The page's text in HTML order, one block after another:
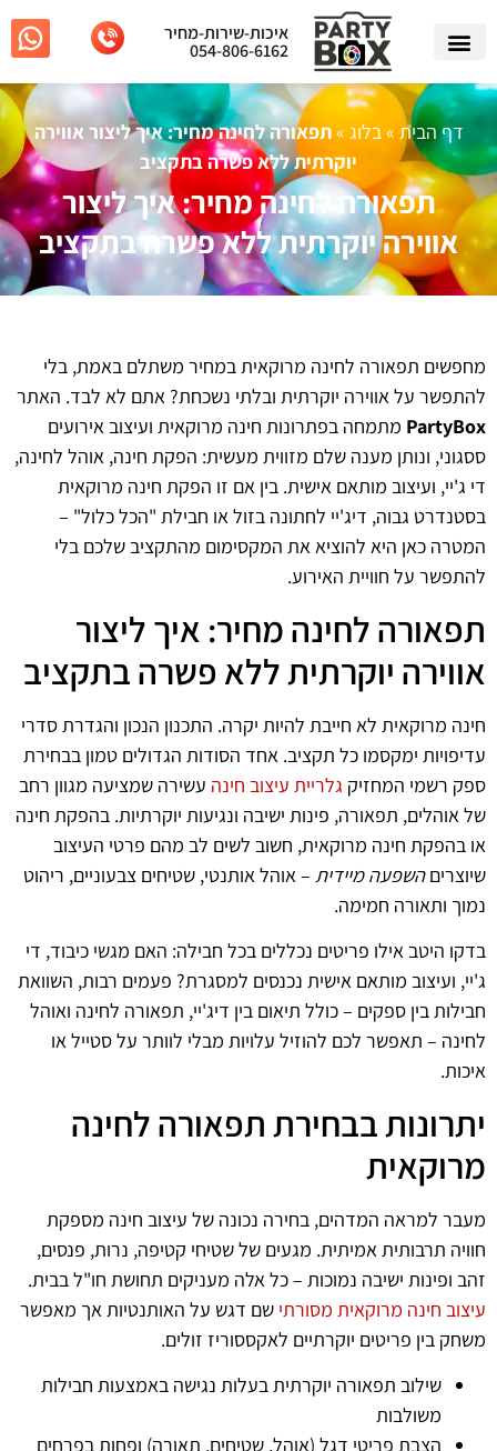
איכות-שירות-מחיר
054-806-6162
דף הבית »בלוג »תפאורה לחינה מחיר: איך ליצור אווירה
יוקרתית ללא פשרה בתקציב
תפאורה לחינה מחיר: איך ליצור
אווירה יוקרתית ללא פשרה בתקציב
מחפשים תפאורה לחינה מרוקאית במחיר משתלם באמת, בלי
להתפשר על אווירה יוקרתית ובלתי נשכחת? אתם לא לבד. האתר
PartyBox מתמחה בפתרונות חינה מרוקאית ועיצוב אירועים
ססגוני, ונותן מענה שלם מזווית מעשית: הפקת חינה, אוהל לחינה,
די ג'יי, ועיצוב מותאם אישית. בין אם זו הפקת חינה מרוקאית
בסטנדרט גבוה, דיג'יי לחתונה בזול או חבילת "הכל כלול" –
המטרה כאן היא להוציא את המקסימום מהתקציב שלכם בלי
להתפשר על חוויית האירוע.
תפאורה לחינה מחיר: איך ליצור
אווירה יוקרתית ללא פשרה בתקציב
חינה מרוקאית לא חייבת להיות יקרה. התכנון הנכון והגדרת סדרי
עדיפויות ימקסמו כל תקציב. אחד הסודות הגדולים טמון בבחירת
ספק רשמי המחזיק גלריית עיצוב חינה עשירה שמציעה מגוון רחב
של אוהלים, תפאורה, פינות ישיבה ונגיעות יוקרתיות. בהפקת חינה
או בהפקת חינה מרוקאית, חשוב לשים לב מהם פרטי העיצוב
שיוצריםהשפעה מיידית – אוהל אותנטי, שטיחים צבעוניים, ריהוט
נמוך ותאורה חמימה.
בדקו היטב אילו פריטים נכללים בכל חבילה: האם מגשי כיבוד, די
ג'יי, ועיצוב מותאם אישית נכנסים למסגרת? פעמים רבות, השוואת
חבילות בין ספקים – כולל תיאום בין דיג'יי, תפאורה לחינה ואוהל
לחינה – תאפשר לכם להוזיל עלויות מבלי לוותר על סטייל או
איכות.
יתרונות בבחירת תפאורה לחינה
מרוקאית
מעבר למראה המדהים, בחירה נכונה של עיצוב חינה מספקת
חוויה תרבותית אמיתית. מגעים של שטיחי קטיפה, נרות, פנסים,
זהב ופינות ישיבה נמוכות – כל אלה מעניקים תחושת חו"ל בבית.
עיצוב חינה מרוקאית מסורתי שם דגש על האותנטיות אך מאפשר
משחק בין פריטים יוקרתיים לאקססוריז זולים.
שילוב תפאורה יוקרתית בעלות נגישה באמצעות חבילות
משולבות
הצבת פריטי דגל (אוהל, שטיחים, תאורה) ופחות בפרחים